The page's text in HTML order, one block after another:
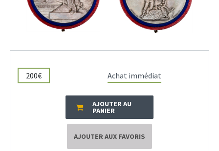
200€ Achat immédiat
AJOUTER AU
PANIER
AJOUTER AUX FAVORIS